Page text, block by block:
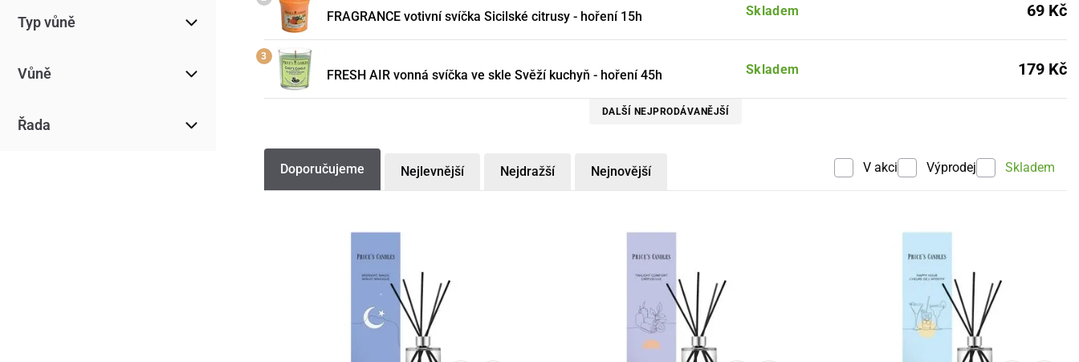
FRAGRANCE votivní svíčka Sicilské citrusy - hoření 15h Skladem 69 Kč
FRESH AIR vonná svíčka ve skle Svěží kuchyň - hoření 45h Skladem 179 Kč
DALŠÍ NEJPRODÁVANĚJŠÍ
Typ vůně
Vůně
Řada
Doporučujeme Nejlevnější Nejdražší Nejnovější V akci Výprodej Skladem